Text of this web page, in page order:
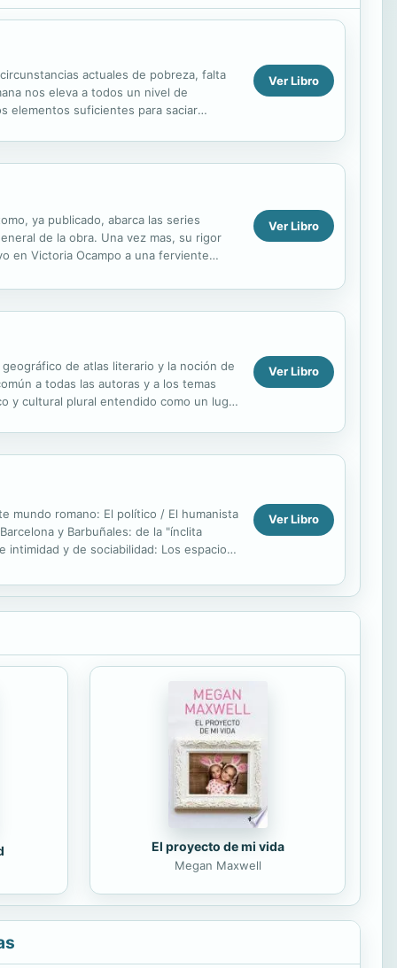
actuales de pobreza, falta
nos eleva a todos un nivel de
elementos suficientes para saciar
Ver Libro
ya publicado, abarca las series
de la obra. Una vez mas, su rigor
en Victoria Ocampo a una ferviente
Ver Libro
de atlas literario y la noción de
a todas las autoras y a los temas
y cultural plural entendido como un lugar
Ver Libro
mundo romano: El político / El humanista
y Barbuñales: de la "ínclita
intimidad y de sociabilidad: Los espacios
Ver Libro
El proyecto de mi vida
Megan Maxwell